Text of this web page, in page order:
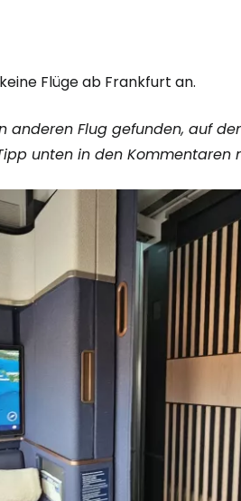
Flüge ab Frankfurt an.
anderen Flug gefunden, auf
unten in den Kommentaren